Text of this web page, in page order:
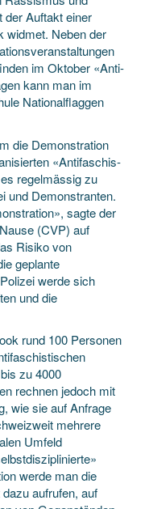
der Auftakt einer
widmet. Neben der
im Oktober «Anti-
kann man im
Nationalflaggen
die Demonstration
«Anti­faschis­
regelmässig zu
und Demonstranten.
sagte der
(CVP) auf
Risiko von
geplante
werde sich
und die
rund 100 Personen
zu 4000
rechnen jedoch mit
wie sie auf Anfrage
mehrere
Umfeld
werde man die
aufrufen, auf